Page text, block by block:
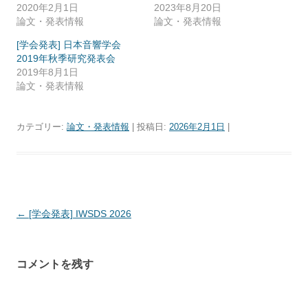
2020年2月1日
論文・発表情報
2023年8月20日
論文・発表情報
[学会発表] 日本音響学会
2019年秋季研究発表会
2019年8月1日
論文・発表情報
カテゴリー: 論文・発表情報 | 投稿日: 2026年2月1日
投
ビ
← [学会発表] IWSDS 2026
コメントを残す